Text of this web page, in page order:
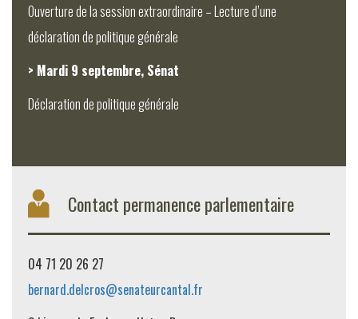
Ouverture de la session extraordinaire – Lecture d’une
déclaration de politique générale
> Mardi 9 septembre, Sénat
Déclaration de politique générale
Contact permanence parlementaire
04 71 20 26 27
bernard.delcros@senateurcantal.fr